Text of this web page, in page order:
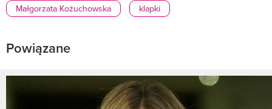
Małgorzata Kożuchowska
klapki
Powiązane